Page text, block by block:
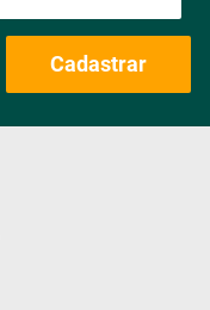
Cadastrar